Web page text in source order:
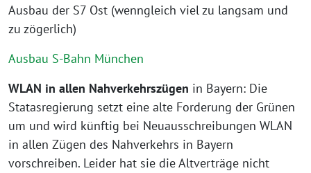
Ausbau der S7 Ost (wenngleich viel zu langsam und
zu zögerlich)
Ausbau S-Bahn München
WLAN in allen Nahverkehrszügen in Bayern: Die
Statasregierung setzt eine alte Forderung der Grünen
um und wird künftig bei Neuausschreibungen WLAN
in allen Zügen des Nahverkehrs in Bayern
vorschreiben. Leider hat sie die Altverträge nicht